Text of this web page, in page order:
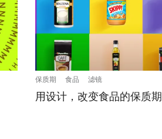
保质期 食品 滤镜
用设计，改变食品的保质期